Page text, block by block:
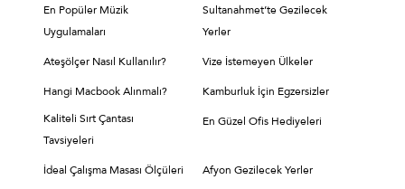
En Popüler Müzik
Uygulamaları
Sultanahmet’te Gezilecek
Yerler
Ateşölçer Nasıl Kullanılır? Vize İstemeyen Ülkeler
Hangi Macbook Alınmalı?
Kamburluk İçin Egzersizler
Kaliteli Sırt Çantası
Tavsiyeleri
En Güzel Ofis Hediyeleri
İdeal Çalışma Masası Ölçüleri
Afyon Gezilecek Yerler